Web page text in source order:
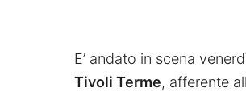
E’ andato in scena
Tivoli Terme, afferente